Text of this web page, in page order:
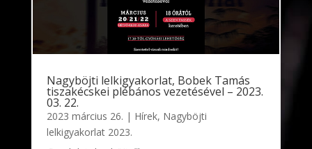
Nagyböjti lelkigyakorlat, Bobek Tamás
tiszakécskei plébános vezetésével – 2023.
03. 22.
2023 március 26. | Hírek, Nagyböjti
lelkigyakorlat 2023.